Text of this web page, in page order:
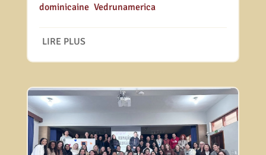
dominicaine, Vedrunamerica
LIRE PLUS